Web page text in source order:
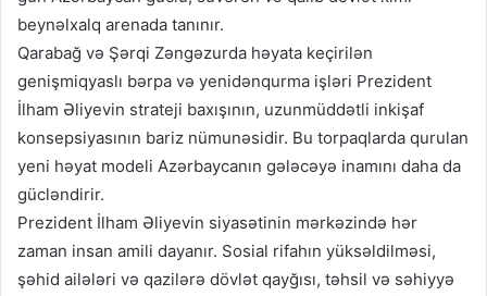
beynəlxalq arenada tanınır.
Qarabağ və Şərqi Zəngəzurda həyata keçirilən
genişmiqyaslı bərpa və yenidənqurma işləri Prezident
İlham Əliyevin strateji baxışının, uzunmüddətli inkişaf
konsepsiyasının bariz nümunəsidir. Bu torpaqlarda qurulan
yeni həyat modeli Azərbaycanın gələcəyə inamını daha da
gücləndirir.
Prezident İlham Əliyevin siyasətinin mərkəzində hər
zaman insan amili dayanır. Sosial rifahın yüksəldilməsi,
şəhid ailələri və qazilərə dövlət qayğısı, təhsil və səhiyyə